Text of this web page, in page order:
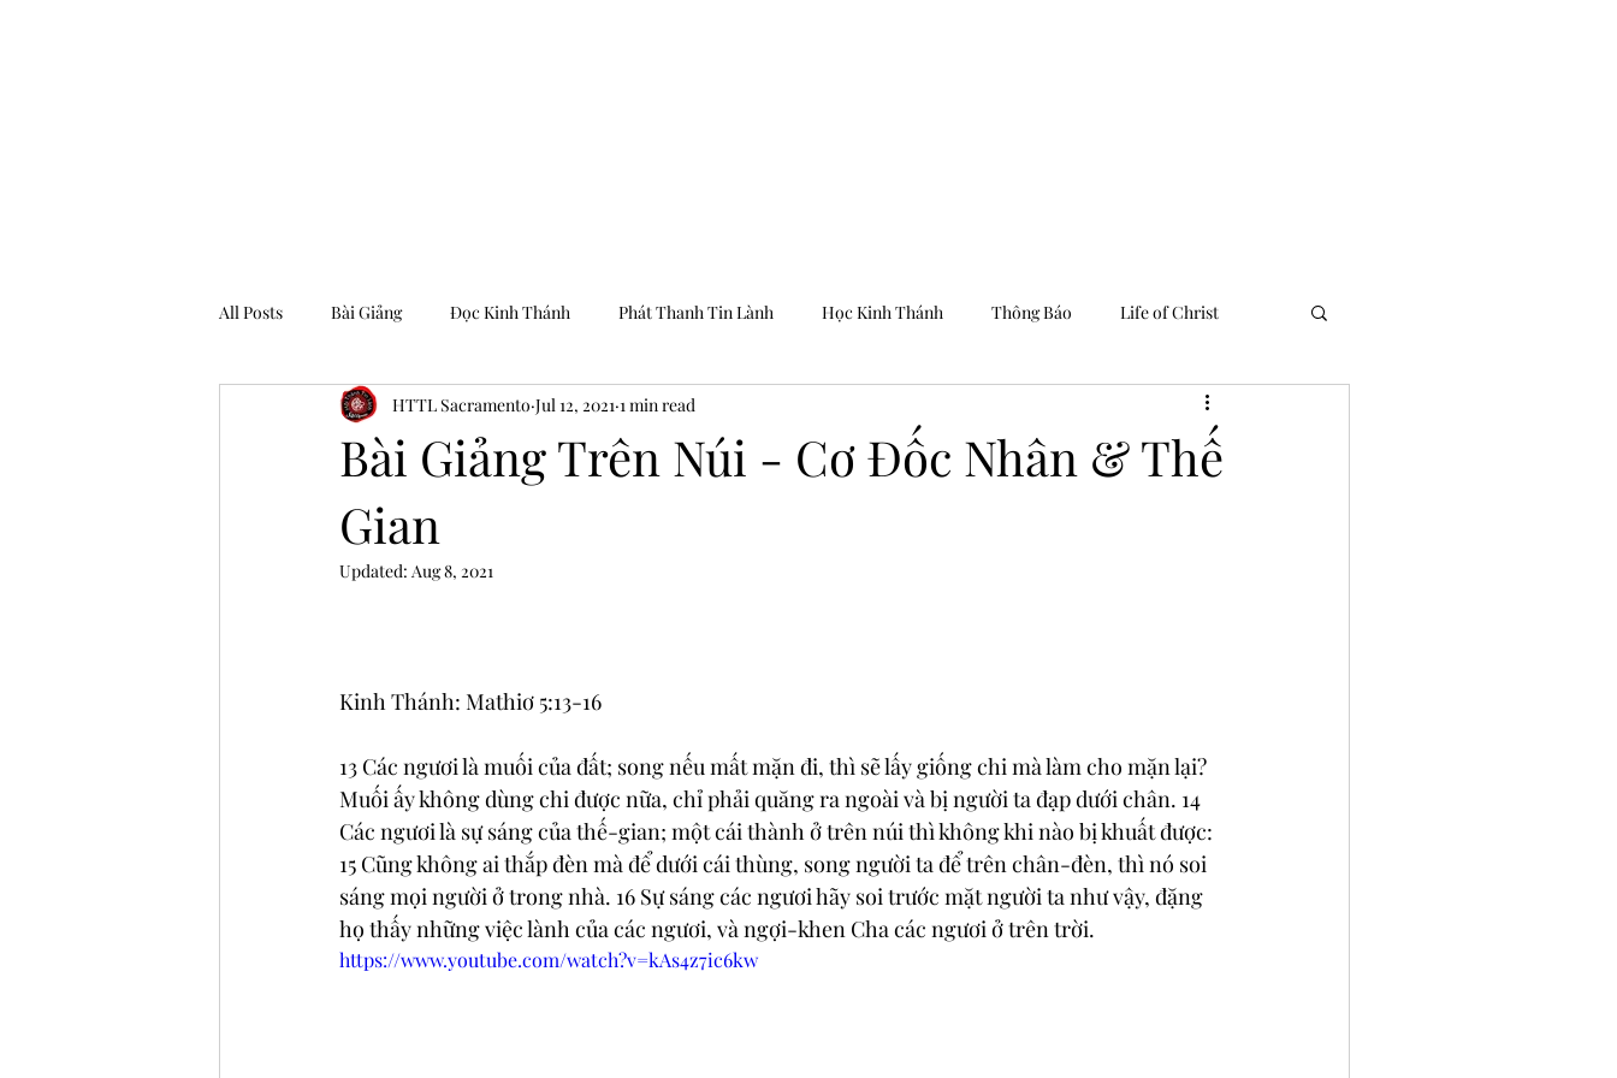
All Posts Bài Giảng Đọc Kinh Thánh Phát Thanh Tin Lành Học Kinh Thánh Thông Báo Life of Christ
Bài Giảng Trên Núi - Cơ Đốc Nhân & Thế
Gian
HTTL Sacramento Jul 12, 2021 1 min read
Updated: Aug 8, 2021
Kinh Thánh: Mathiơ 5:13-16
13 Các ngươi là muối của đất; song nếu mất mặn đi, thì sẽ lấy giống chi mà làm cho mặn lại?
Muối ấy không dùng chi được nữa, chỉ phải quăng ra ngoài và bị người ta đạp dưới chân. 14
Các ngươi là sự sáng của thế-gian; một cái thành ở trên núi thì không khi nào bị khuất được:
15 Cũng không ai thắp đèn mà để dưới cái thùng, song người ta để trên chân-đèn, thì nó soi
sáng mọi người ở trong nhà. 16 Sự sáng các ngươi hãy soi trước mặt người ta như vậy, đặng
họ thấy những việc lành của các ngươi, và ngợi-khen Cha các ngươi ở trên trời.
https://www.youtube.com/watch?v=kAs4z7ic6kw